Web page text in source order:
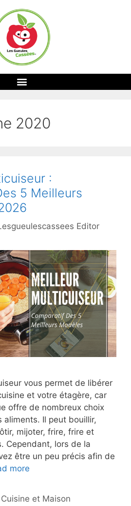
2020
:
5 Meilleurs
Editor
vous permet de libérer
et votre étagère, car
offre de nombreux choix
aliments. Il peut bouillir,
mijoter, frire, frire et
Cependant, lors de la
être un peu précis afin de
more
Cuisine et Maison